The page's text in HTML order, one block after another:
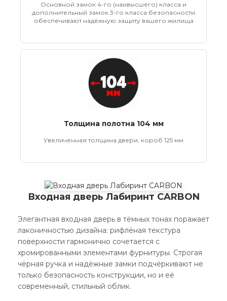
Основной замок 4-го (наивысшего) класса и
дополнительный замок 3-го класса безопасности
обеспечивают надёжную защиту вашего жилища
Толщина полотна 104 мм
Увеличенная толщина двери, короб 125 мм
Входная дверь Лабиринт CARBON
Элегантная входная дверь в тёмных тонах поражает
лаконичностью дизайна: рифлёная текстура
поверхности гармонично сочетается с
хромированными элементами фурнитуры. Строгая
чёрная ручка и надёжные замки подчёркивают не
только безопасность конструкции, но и её
современный, стильный облик.